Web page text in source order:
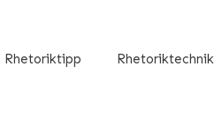
Rhetoriktipp Rhetoriktechnik